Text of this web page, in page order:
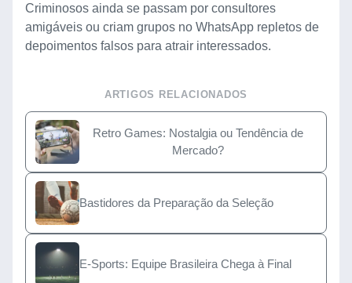
Criminosos ainda se passam por consultores
amigáveis ou criam grupos no WhatsApp repletos de
depoimentos falsos para atrair interessados.
ARTIGOS RELACIONADOS
Retro Games: Nostalgia ou Tendência de
Mercado?
Bastidores da Preparação da Seleção
E-Sports: Equipe Brasileira Chega à Final